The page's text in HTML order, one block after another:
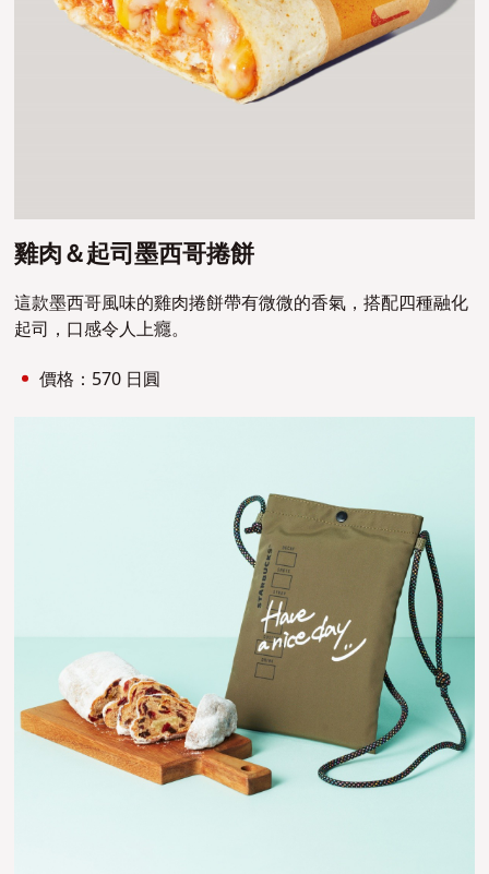
雞肉＆起司墨西哥捲餅
這款墨西哥風味的雞肉捲餅帶有微微的香氣，搭配四種融化
起司，口感令人上癮。
價格：570 日圓